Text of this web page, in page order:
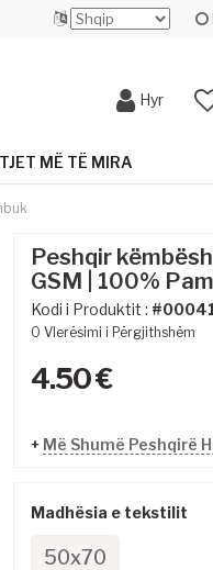
Hyr
MË TË MIRA
Peshqir
GSM | 100%
Kodi i Produktit :
0 Vlerësimi i Përgjithshëm
4.50€
+ Më Shumë Peshqirë
Madhësia e tekstilit
50x70